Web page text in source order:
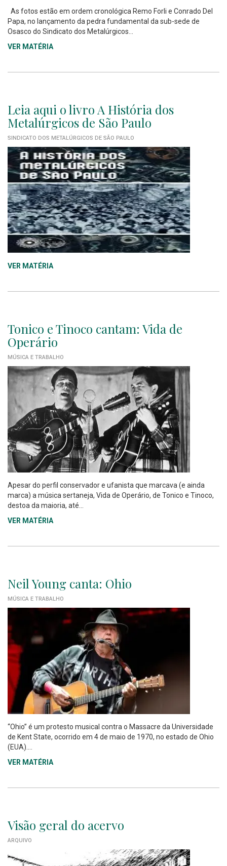
As fotos estão em ordem cronológica Remo Forli e Conrado Del
Papa, no lançamento da pedra fundamental da sub-sede de
Osasco do Sindicato dos Metalúrgicos...
VER MATÉRIA
Leia aqui o livro A História dos
Metalúrgicos de São Paulo
SINDICATO DOS METALÚRGICOS DE SÃO PAULO
VER MATÉRIA
Tonico e Tinoco cantam: Vida de
Operário
MÚSICA E TRABALHO
Apesar do perfil conservador e ufanista que marcava (e ainda
marca) a música sertaneja, Vida de Operário, de Tonico e Tinoco,
destoa da maioria, até...
VER MATÉRIA
Neil Young canta: Ohio
MÚSICA E TRABALHO
“Ohio” é um protesto musical contra o Massacre da Universidade
de Kent State, ocorrido em 4 de maio de 1970, no estado de Ohio
(EUA)....
VER MATÉRIA
Visão geral do acervo
ARQUIVO